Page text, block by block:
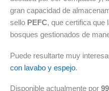
gran capacidad de
sello PEFC, que certifica que
bosques gestionados de
Puede resultarte muy
con lavabo y espejo.
Disponible actualmente por